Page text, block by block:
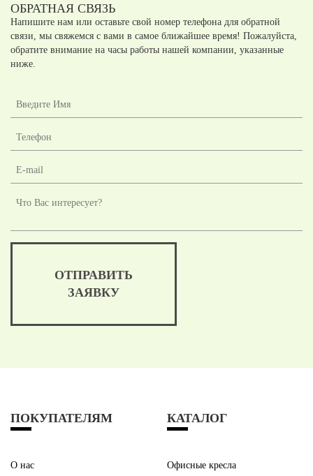
ОБРАТНАЯ СВЯЗЬ
Напишите нам или оставьте свой номер телефона для обратной
связи, мы свяжемся с вами в самое ближайшее время! Пожалуйста,
обратите внимание на часы работы нашей компании, указанные
ниже.
ОТПРАВИТЬ
ЗАЯВКУ
ПОКУПАТЕЛЯМ
О нас
КАТАЛОГ
Офисные кресла